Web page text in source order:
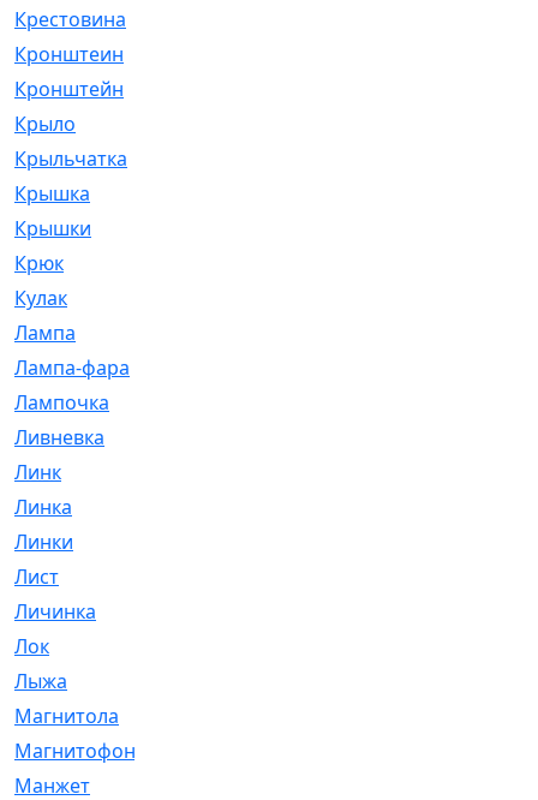
Крестовина
Кронштеин
Кронштейн
Крыло
Крыльчатка
Крышка
Крышки
Крюк
Кулак
Лампа
Лампа-фара
Лампочка
Ливневка
Линк
Линка
Линки
Лист
Личинка
Лок
Лыжа
Магнитола
Магнитофон
Манжет